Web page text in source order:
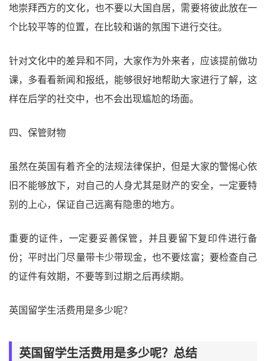
地崇拜西方的文化，也不要以大国自居，需要将彼此放在一
个比较平等的位置，在比较和谐的氛围下进行交往。
针对文化中的差异和不同，大家作为外来者，应该提前做功
课，多看看新闻和报纸，能够很好地帮助大家进行了解，这
样在后学的社交中，也不会出现尴尬的场面。
四、保管财物
虽然在英国有着齐全的法规法律保护，但是大家的警惕心依
旧不能够放下，对自己的人身尤其是财产的安全，一定要特
别的上心，保证自己远离有隐患的地方。
重要的证件，一定要妥善保管，并且要留下复印件进行备
份；平时出门尽量带卡少带现金，也不要炫富；要检查自己
的证件有效期，不要等到过期之后再续期。
英国留学生活费用是多少呢？
英国留学生活费用是多少呢？总结